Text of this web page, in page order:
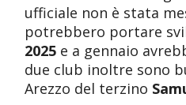
ufficiale non è stata
potrebbero portare
2025 e a gennaio
due club inoltre sono
Arezzo del terzino